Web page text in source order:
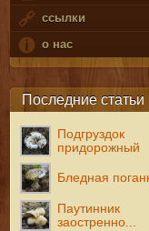
ссылки
о нас
Последние статьи
Подгруздок
придорожный
Бледная
Паутинник
заостренно...